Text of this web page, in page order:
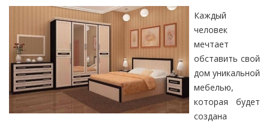
Каждый
человек
мечтает
обставить свой
дом уникальной
мебелью,
которая будет
создана